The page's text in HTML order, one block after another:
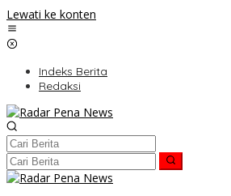
Lewati ke konten
Indeks Berita
Redaksi